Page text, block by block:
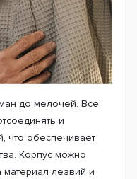
до мелочей. Все
и
что обеспечивает
Корпус можно
материал лезвий и